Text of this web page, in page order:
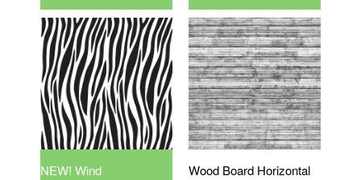
NEW! Wind Wood Board Horizontal